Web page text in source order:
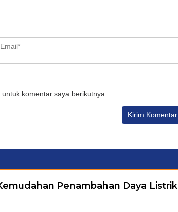
komentar saya berikutnya.
Penambahan Daya Listrik